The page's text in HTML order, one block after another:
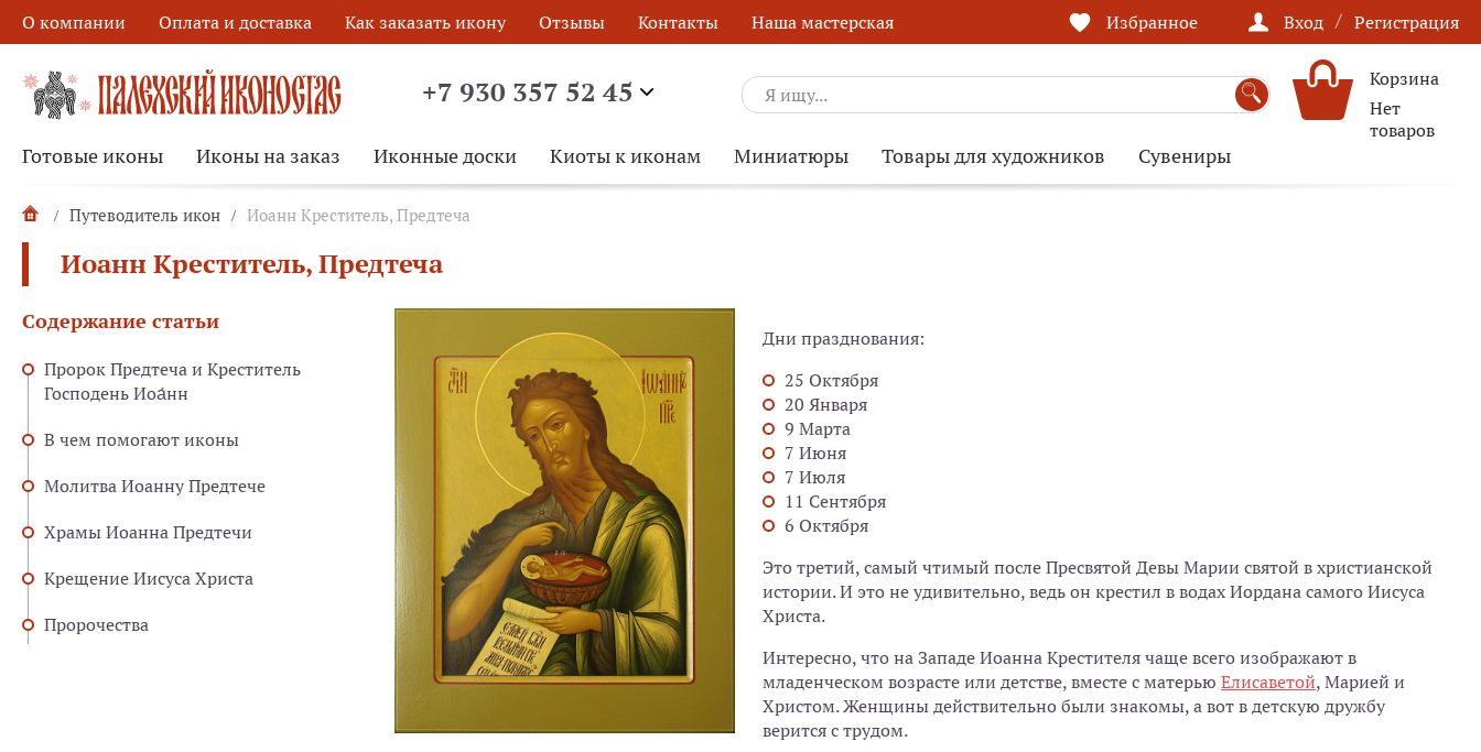
О компании Оплата и доставка Как заказать икону Отзывы Контакты Наша мастерская Избранное Вход / Регистрация
+7 930 357 52 45
ОБРАТНЫЙ ЗВОНОК
Корзина
Нет
товаров
Готовые иконы Иконы на заказ Иконные доски Киоты к иконам Миниатюры Товары для художников Сувениры
Путеводитель икон Иоанн Креститель, Предтеча
Иоанн Креститель, Предтеча
Содержание статьи
Пророк Предтеча и Креститель
Господень Иоа́нн
В чем помогают иконы
Молитва Иоанну Предтече
Храмы Иоанна Предтечи
Крещение Иисуса Христа
Пророчества
Дни празднования:
25 Октября
20 Января
9 Марта
7 Июня
7 Июля
11 Сентября
6 Октября
Это третий, самый чтимый после Пресвятой Девы Марии святой в христианской
истории. И это не удивительно, ведь он крестил в водах Иордана самого Иисуса
Христа.
Интересно, что на Западе Иоанна Крестителя чаще всего изображают в
младенческом возрасте или детстве, вместе с матерьюЕлисаветой, Марией и
Христом. Женщины действительно были знакомы, а вот в детскую дружбу
верится с трудом.